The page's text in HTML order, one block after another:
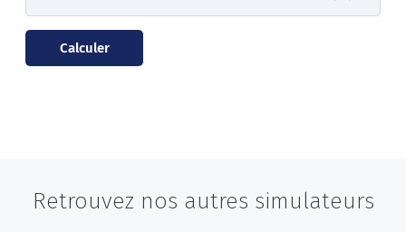
Retrouvez nos autres simulateurs